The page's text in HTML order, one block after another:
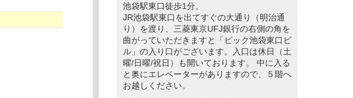
池袋駅東口徒歩1分。
JR池袋駅東口を出てすぐの大通り（明治通
り）を渡り、三菱東京UFJ銀行の右側の角を
曲がっていただきますと「ビック池袋東口ビ
ル」の入り口がございます。入口は休日（土
曜/日曜/祝日）も開いております。 中に入る
と奥にエレベーターがありますので、５階へ
お越しください。